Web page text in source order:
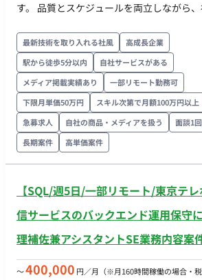
す。 品質とスケジュールを両立しながら
です。 ■業務内容・担当工程 【イベント施
制作】 ・ロゴデザイン、アイコン制作など
制作 ・UIパーツやビジュアル素材の作成
ト 【クオリティコントロール（アートディ
・各種クリエイティブの品質管理 ・アセ
終チェックおよび改善提案 担当工程：設
【進行管理・折衝業務】 ・セクションメン
管理 ・外部協力会社との折衝、スケジュ
調整業務 担当工程：要件定義・保守運用
ディレクター ・デザイナー ・プランナー
環境 プログラミング言語 ・該当なし イン
き方 ・稼働量：週5日 ・リモート稼働：
最新技術を取り入れる社風
高成長企業
駅から徒歩5分以内
自社サービスがある
メディア掲載実績あり
一部リモート勤務可
下限月単価50万円
スキル次第で月額100万円以上
急募求人
自社の商品・メディアを扱う
面談1回
長期案件
高単価案件
【SQL/週5日/一部リモート/東京テ
信サービスのバックエンド運用保守
理補佐兼アシスタントSE業務内容案
〜400,000 円／月 （※月160時間稼働の場合・税